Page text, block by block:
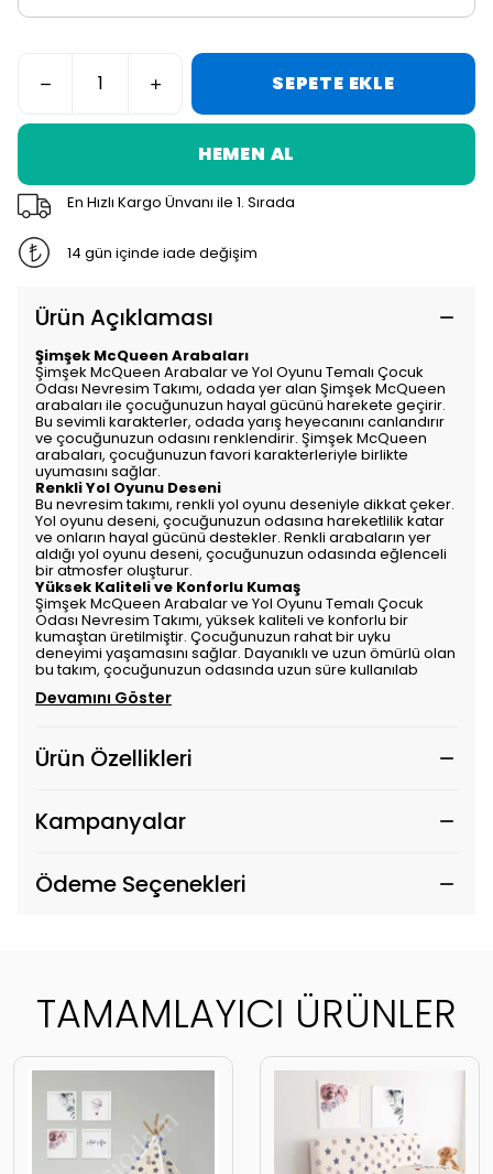
SEPETE EKLE
HEMEN AL
En Hızlı Kargo Ünvanı ile 1. Sırada
14 gün içinde iade değişim
Ürün Açıklaması
Şimşek McQueen Arabaları
Şimşek McQueen Arabalar ve Yol Oyunu Temalı Çocuk
Odası Nevresim Takımı, odada yer alan Şimşek McQueen
arabaları ile çocuğunuzun hayal gücünü harekete geçirir.
Bu sevimli karakterler, odada yarış heyecanını canlandırır
ve çocuğunuzun odasını renklendirir. Şimşek McQueen
arabaları, çocuğunuzun favori karakterleriyle birlikte
uyumasını sağlar.
Renkli Yol Oyunu Deseni
Bu nevresim takımı, renkli yol oyunu deseniyle dikkat çeker.
Yol oyunu deseni, çocuğunuzun odasına hareketlilik katar
ve onların hayal gücünü destekler. Renkli arabaların yer
aldığı yol oyunu deseni, çocuğunuzun odasında eğlenceli
bir atmosfer oluşturur.
Yüksek Kaliteli ve Konforlu Kumaş
Şimşek McQueen Arabalar ve Yol Oyunu Temalı Çocuk
Odası Nevresim Takımı, yüksek kaliteli ve konforlu bir
kumaştan üretilmiştir. Çocuğunuzun rahat bir uyku
deneyimi yaşamasını sağlar. Dayanıklı ve uzun ömürlü olan
bu takım, çocuğunuzun odasında uzun süre kullanılab
Devamını Göster
Ürün Özellikleri
Kampanyalar
Ödeme Seçenekleri
TAMAMLAYICI ÜRÜNLER